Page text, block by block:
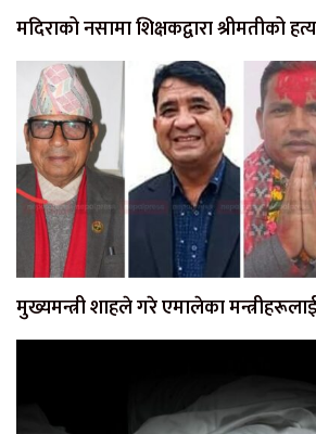
मदिराको नसामा शिक्षकद्वारा श्रीमतीको
मुख्यमन्त्री शाहले गरे एमालेका